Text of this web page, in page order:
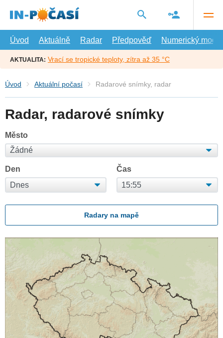
hlavní
Úvod
Aktuálně Radar Předpověď Numerický model
AKTUALITA: Vrací se tropické teploty, zítra až 35 °C
Úvod Aktuální počasí Radarové snímky, radar
Radar, radarové snímky
Město
Den Čas
Radary na mapě